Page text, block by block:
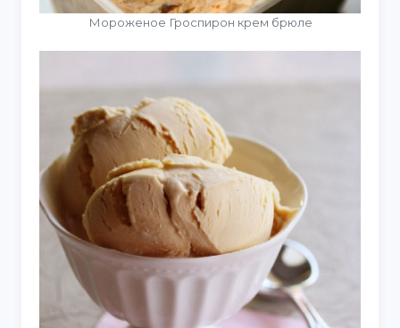
Мороженое Гроспирон крем брюле